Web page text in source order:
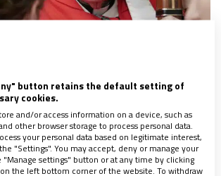
y divorciados es bloquear su
hereje, el arzobispo de San Diego
que no se excluya a estos
de la eucaristía
button retains the default setting of
cookies.
and/or access information on a device, such as
other browser storage to process personal data.
your personal data based on legitimate interest,
"Settings". You may accept, deny or manage your
settings" button or at any time by clicking
the left bottom corner of the website. To withdraw